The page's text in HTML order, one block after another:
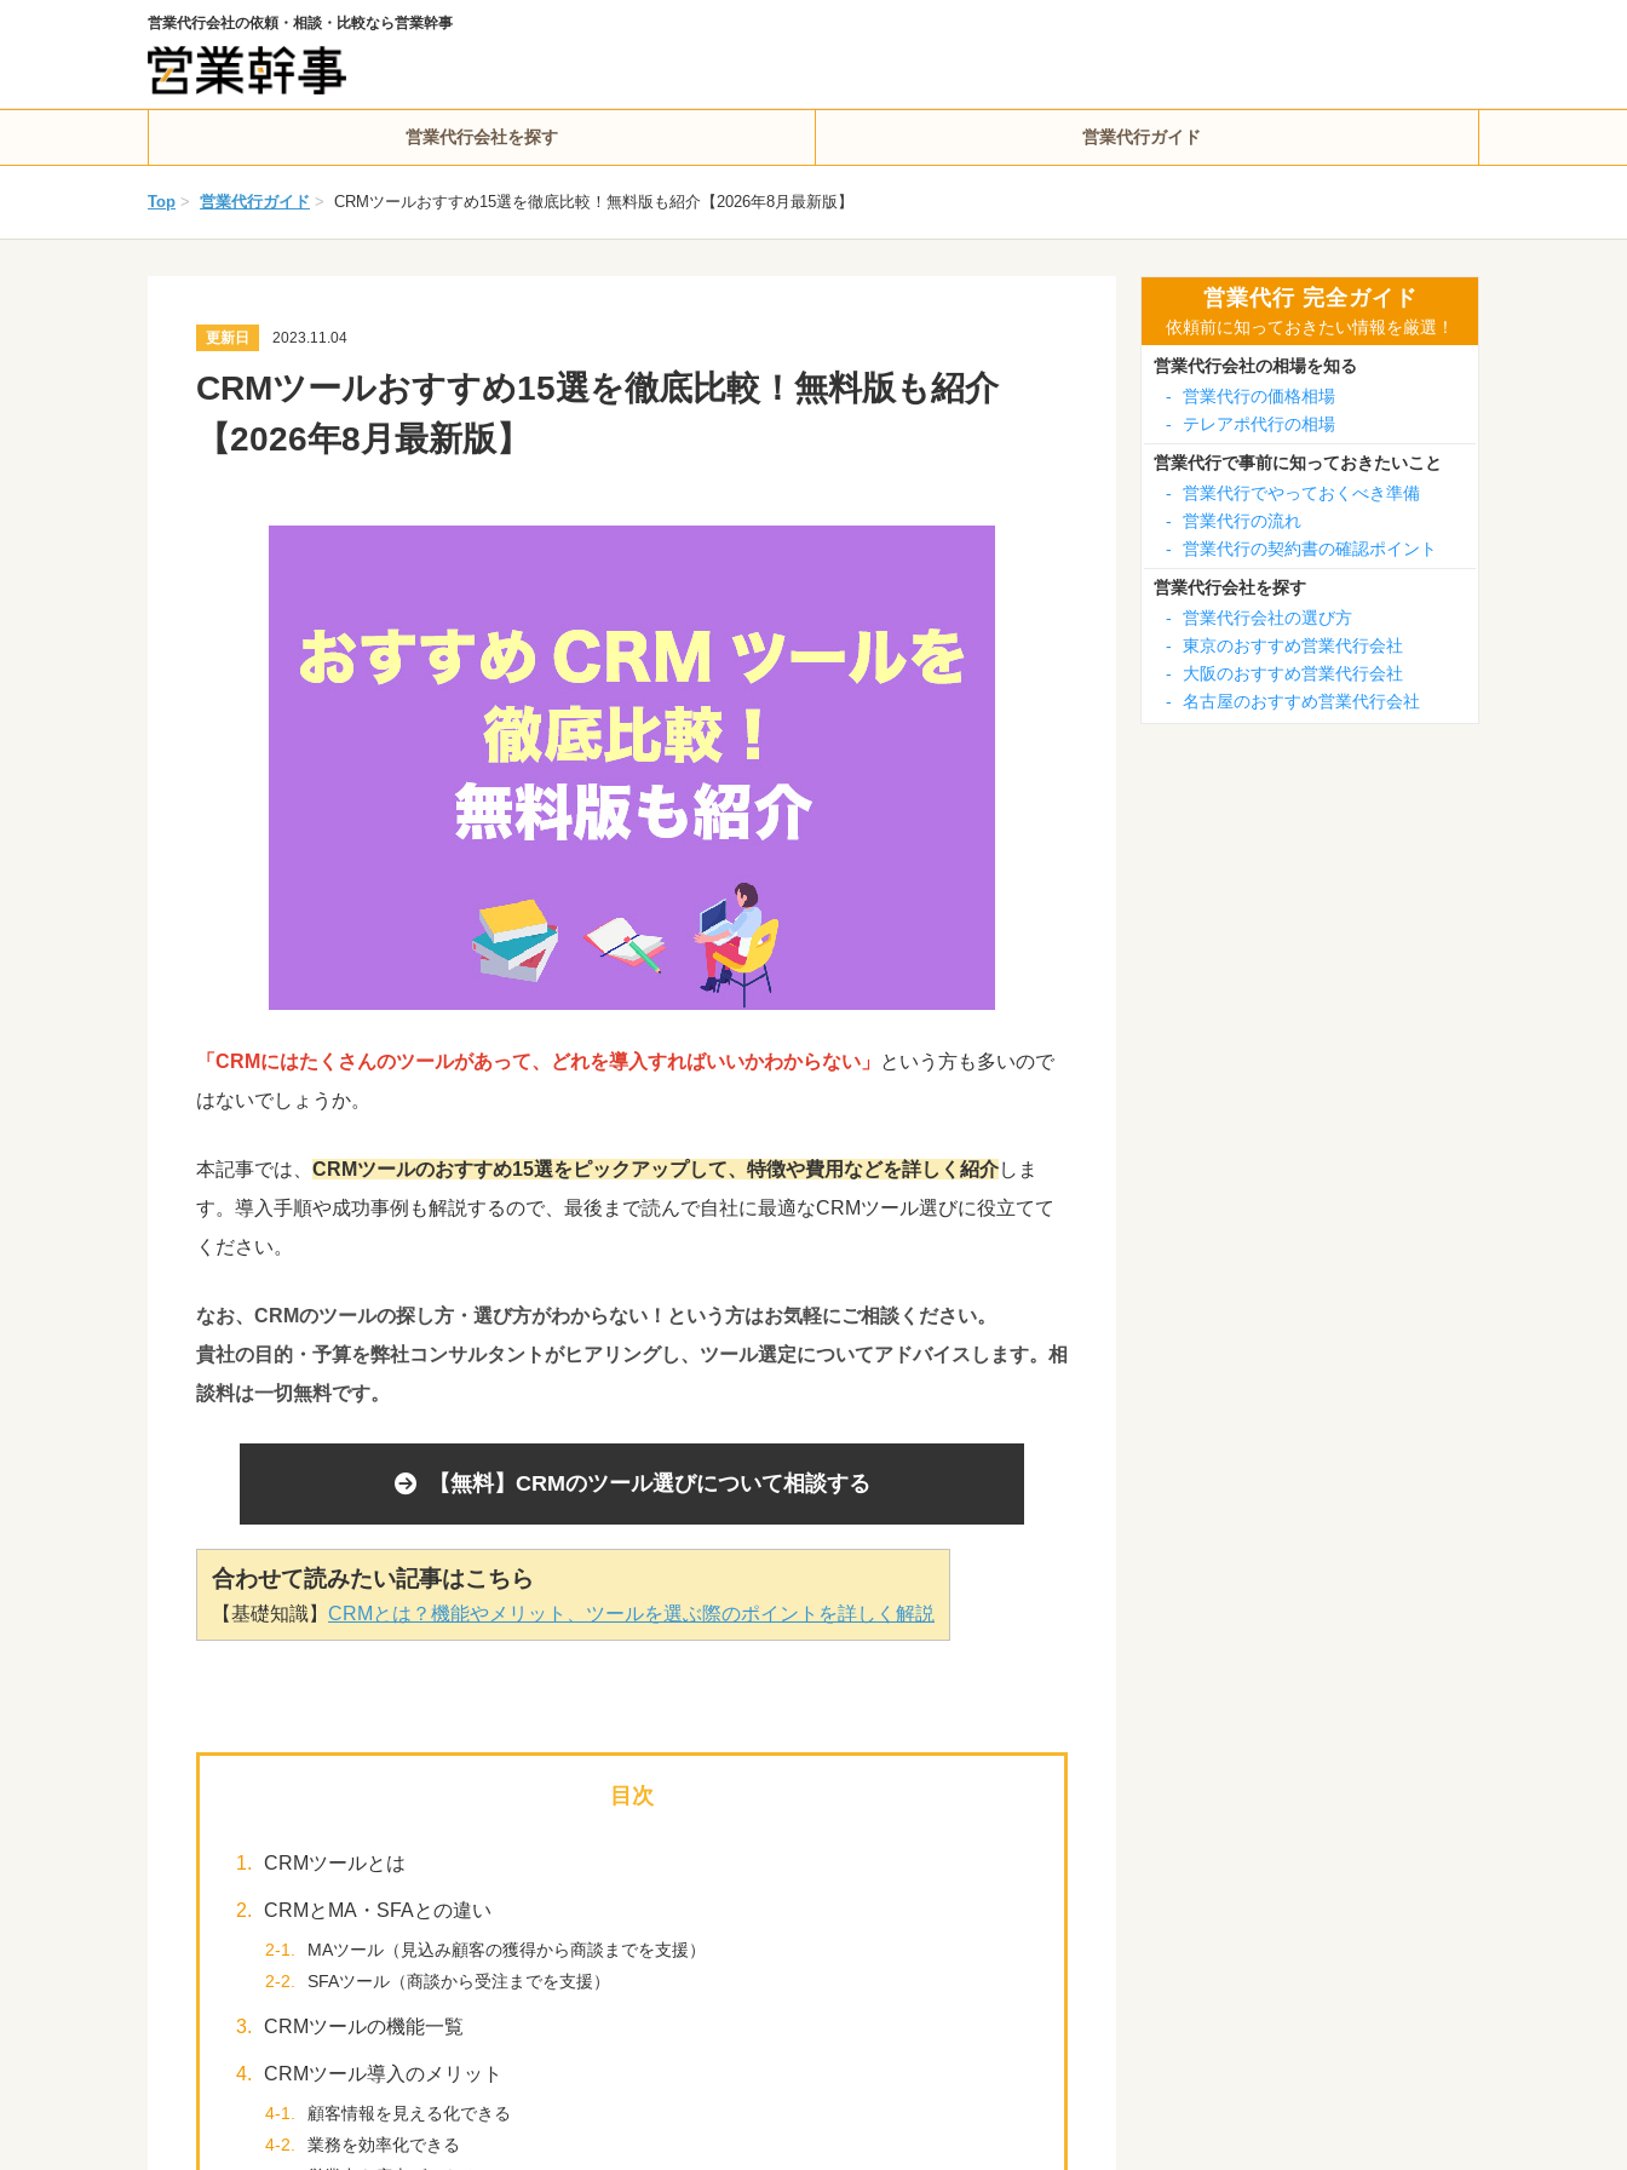
営業代行会社の依頼・相談・比較なら営業幹事
営業代行会社を探す 営業代行ガイド
Top > 営業代行ガイド > CRMツールおすすめ15選を徹底比較！無料版も紹介【2026年8月最新版】
更新日 2023.11.04
CRMツールおすすめ15選を徹底比較！無料版も紹介
【2026年8月最新版】
「CRMにはたくさんのツールがあって、どれを導入すればいいかわからない」
という方も多いので
はないでしょうか。
本記事では、 CRMツールのおすすめ15選をピックアップして、特徴や費用などを詳しく紹介しま
す。導入手順や成功事例も解説するので、最後まで読んで自社に最適なCRMツール選びに役立てて
ください。
なお、CRMのツールの探し方・選び方がわからない！という方はお気軽にご相談ください。
貴社の目的・予算を弊社コンサルタントがヒアリングし、ツール選定についてアドバイスします。相
談料は一切無料です。
【無料】CRMのツール選びについて相談する
合わせて読みたい記事はこちら
【基礎知識】 CRMとは？機能やメリット、ツールを選ぶ際のポイントを詳しく解説
目次
1. CRMツールとは
2. CRMとMA・SFAとの違い
2-1.
MAツール（見込み顧客の獲得から商談までを支援）
2-2.
SFAツール（商談から受注までを支援）
3. CRMツールの機能一覧
4. CRMツール導入のメリット
4-1.
顧客情報を見える化できる
4-2.
業務を効率化できる
営業代行 完全ガイド
依頼前に知っておきたい情報を厳選！
営業代行会社の相場を知る
-
営業代行の価格相場
-
テレアポ代行の相場
営業代行で事前に知っておきたいこと
-
営業代行でやっておくべき準備
-
営業代行の流れ
-
営業代行の契約書の確認ポイント
営業代行会社を探す
-
営業代行会社の選び方
-
東京のおすすめ営業代行会社
-
大阪のおすすめ営業代行会社
-
名古屋のおすすめ営業代行会社